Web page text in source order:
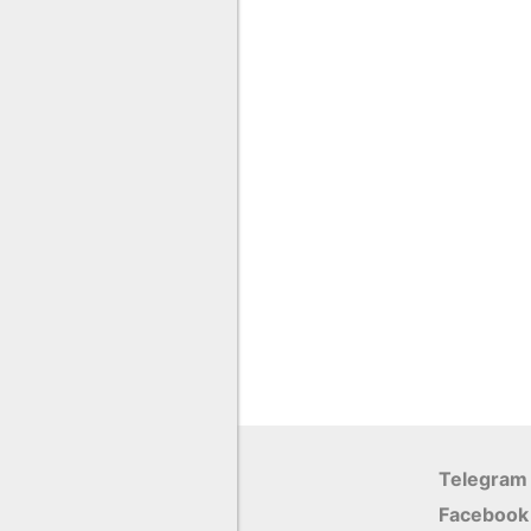
Telegram
Facebook